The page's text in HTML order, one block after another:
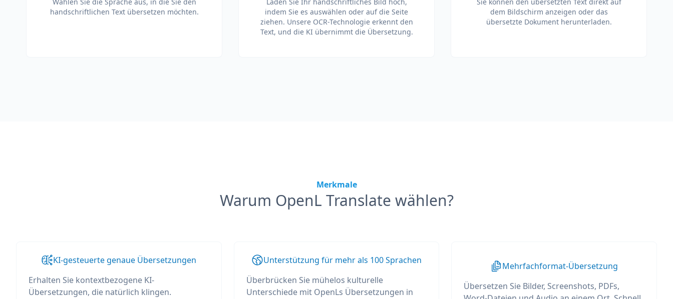
handschriftlichen Text übersetzen möchten.
indem Sie es auswählen oder auf die Seite
ziehen. Unsere OCR-Technologie erkennt den
Text, und die KI übernimmt die Übersetzung.
dem Bildschirm anzeigen oder das
übersetzte Dokument herunterladen.
Merkmale
Warum OpenL Translate wählen?
KI-gesteuerte genaue Übersetzungen
Erhalten Sie kontextbezogene KI-
Übersetzungen, die natürlich klingen.
Unterstützung für mehr als 100 Sprachen
Überbrücken Sie mühelos kulturelle
Unterschiede mit OpenLs Übersetzungen in
Mehrfachformat-Übersetzung
Übersetzen Sie Bilder, Screenshots, PDFs,